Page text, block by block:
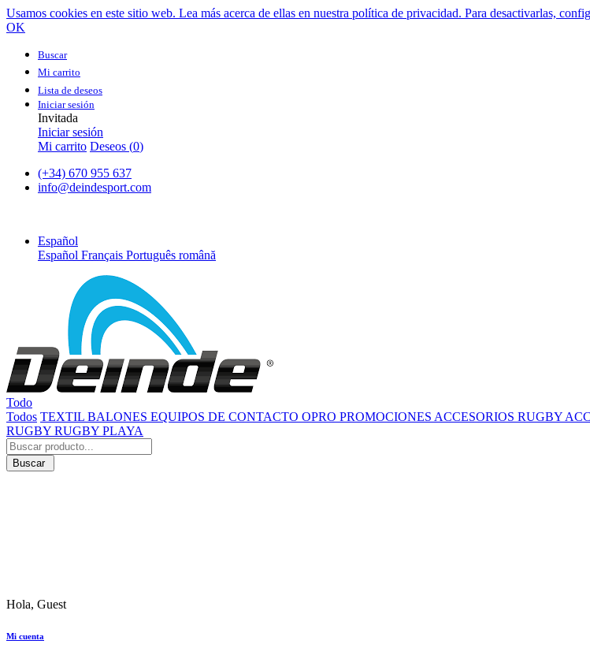
Usamos cookies en este sitio web. Lea más acerca de ellas en nuestra política de privacidad. Para desactivarlas,
OK
Buscar
Mi carrito
Lista de deseos
Iniciar sesión
Invitada
Iniciar sesión
Mi carrito Deseos (0)
(+34) 670 955 637
info@deindesport.com
Español
Español Français Português română
Todo
Todos TEXTIL BALONES EQUIPOS DE CONTACTO OPRO PROMOCIONES ACCESORIOS RUGBY
RUGBY RUGBY PLAYA
Buscar
Hola, Guest
Mi cuenta